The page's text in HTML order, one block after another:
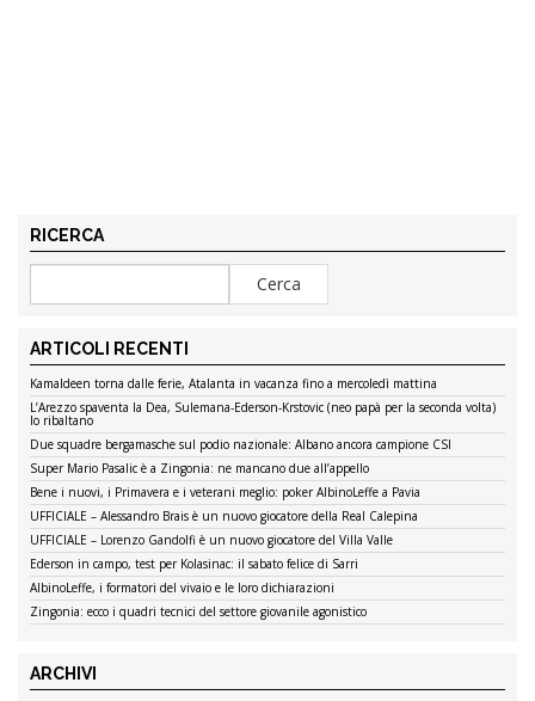
RICERCA
ARTICOLI RECENTI
Kamaldeen torna dalle ferie, Atalanta in vacanza fino a mercoledì mattina
L’Arezzo spaventa la Dea, Sulemana-Ederson-Krstovic (neo papà per la seconda volta)
lo ribaltano
Due squadre bergamasche sul podio nazionale: Albano ancora campione CSI
Super Mario Pasalic è a Zingonia: ne mancano due all’appello
Bene i nuovi, i Primavera e i veterani meglio: poker AlbinoLeffe a Pavia
UFFICIALE – Alessandro Brais è un nuovo giocatore della Real Calepina
UFFICIALE – Lorenzo Gandolfi è un nuovo giocatore del Villa Valle
Ederson in campo, test per Kolasinac: il sabato felice di Sarri
AlbinoLeffe, i formatori del vivaio e le loro dichiarazioni
Zingonia: ecco i quadri tecnici del settore giovanile agonistico
ARCHIVI